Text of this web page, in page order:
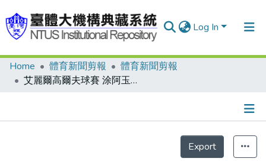
Log In
Communities & Collections
Home 體育新聞剪報
體育新聞剪報
艾麗爾高爾夫球賽 涂阿玉延長賽失手屈居第2/日本鄧洛普高爾夫球賽(1989年) 陳志忠每下愈況落至21名/漢城奧運6面游泳金牌得主 泳后奧桃準備退休
Statistics